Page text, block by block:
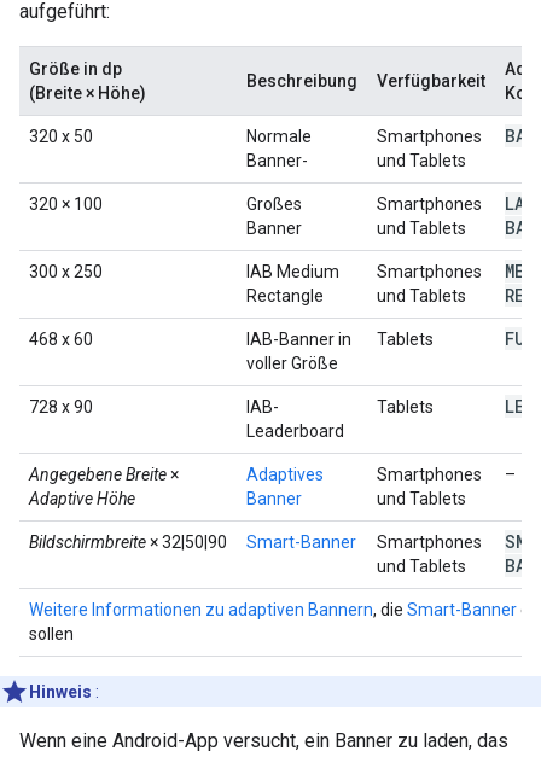
aufgeführt:
Größe in dp
(Breite × Höhe)
Beschreibung Verfügbarkeit
320 x 50
Normale
Banner-
Smartphones
und Tablets
320 × 100
Großes
Banner
Smartphones
und Tablets
300 x 250
IAB Medium
Rectangle
Smartphones
und Tablets
468 x 60
IAB-Banner in
voller Größe
Tablets
728 x 90
IAB-
Leaderboard
Tablets
Angegebene Breite×
Adaptive Höhe
Adaptives
Banner
Smartphones
und Tablets
–
Bildschirmbreite× 32|50|90 Smart-Banner
Smartphones
und Tablets
Weitere Informationen zu adaptiven Bannern, die Smart-Banner
sollen
Hinweis :
Wenn eine Android-App versucht, ein Banner zu laden, das